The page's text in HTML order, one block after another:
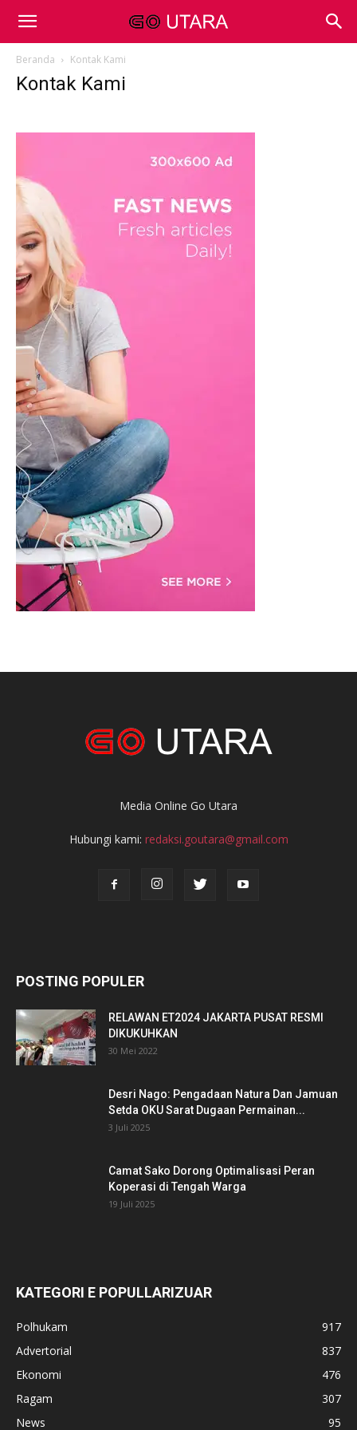
Beranda Kontak Kami
Kontak Kami
Media Online Go Utara
Hubungi kami: redaksi.goutara@gmail.com
POSTING POPULER
RELAWAN ET2024 JAKARTA PUSAT RESMI
DIKUKUHKAN
30 Mei 2022
Desri Nago: Pengadaan Natura Dan Jamuan
Setda OKU Sarat Dugaan Permainan...
3 Juli 2025
Camat Sako Dorong Optimalisasi Peran
Koperasi di Tengah Warga
19 Juli 2025
KATEGORI E POPULLARIZUAR
Polhukam
917
Advertorial
837
Ekonomi
476
Ragam
307
News
95